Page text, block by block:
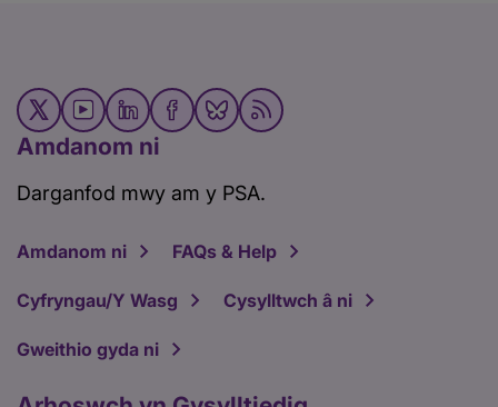
Amdanom ni
Darganfod mwy am y PSA.
Amdanom ni FAQs & Help
Cyfryngau/Y Wasg Cysylltwch â ni
Gweithio gyda ni